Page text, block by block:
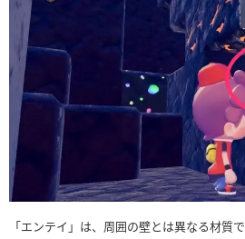
「エンテイ」は、周囲の壁とは異なる材質